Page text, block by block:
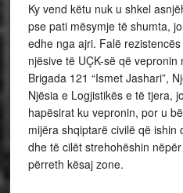
Ky vend këtu nuk u shkel
pse pati mësymje të shumta,
edhe nga ajri. Falë
njësive të UÇK-së që
Brigada 121 “Ismet Jashari”,
Njësia e Logjistikës e të tjera,
hapësirat ku vepronin, por u
mijëra shqiptarë civilë që
dhe të cilët strehohëshin
përreth kësaj zone.